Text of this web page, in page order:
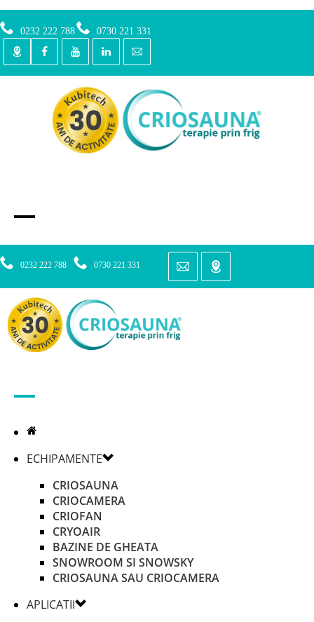
0232 222 788 0730 221 331
0232 222 788 0730 221 331
ECHIPAMENTE
CRIOSAUNA
CRIOCAMERA
CRIOFAN
CRYOAIR
BAZINE DE GHEATA
SNOWROOM SI SNOWSKY
CRIOSAUNA SAU CRIOCAMERA
APLICATII